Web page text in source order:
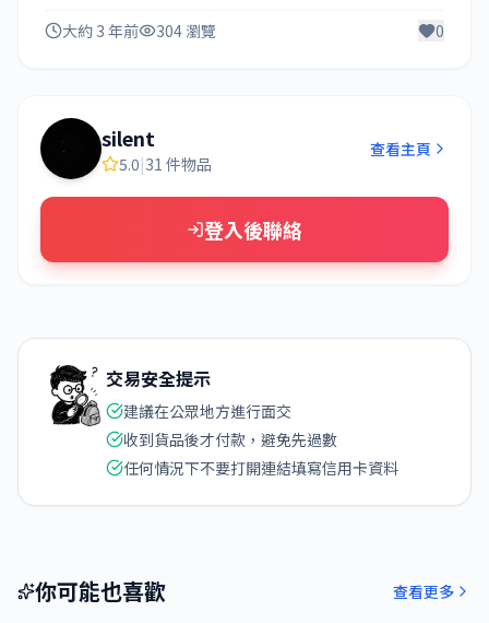
大約 3 年前 304 瀏覽 0
silent
5.0|31 件物品
查看主頁
登入後聯絡
交易安全提示
建議在公眾地方進行面交
收到貨品後才付款，避免先過數
任何情況下不要打開連結填寫信用卡資料
你可能也喜歡 查看更多